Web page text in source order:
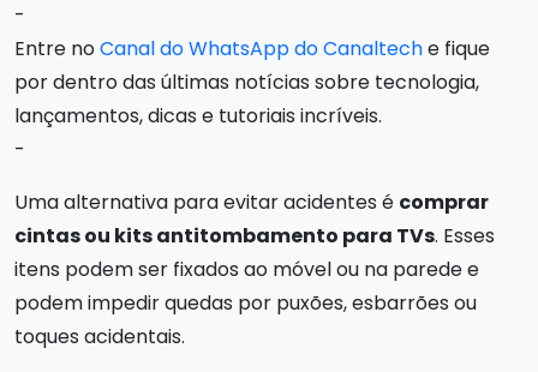
-
Entre noCanal do WhatsApp do Canalteche fique
por dentro das últimas notícias sobre tecnologia,
lançamentos, dicas e tutoriais incríveis.
-
Uma alternativa para evitar acidentes é comprar
cintas ou kits antitombamento para TVs. Esses
itens podem ser fixados ao móvel ou na parede e
podem impedir quedas por puxões, esbarrões ou
toques acidentais.